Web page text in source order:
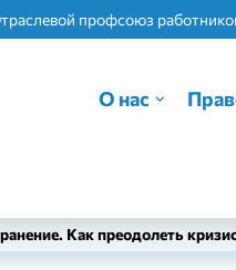
профсоюз
О нас
Как преодолеть